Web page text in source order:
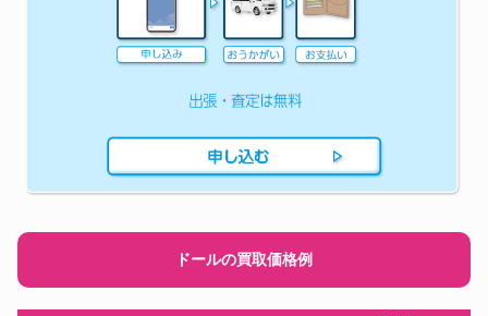
ドールの買取価格例